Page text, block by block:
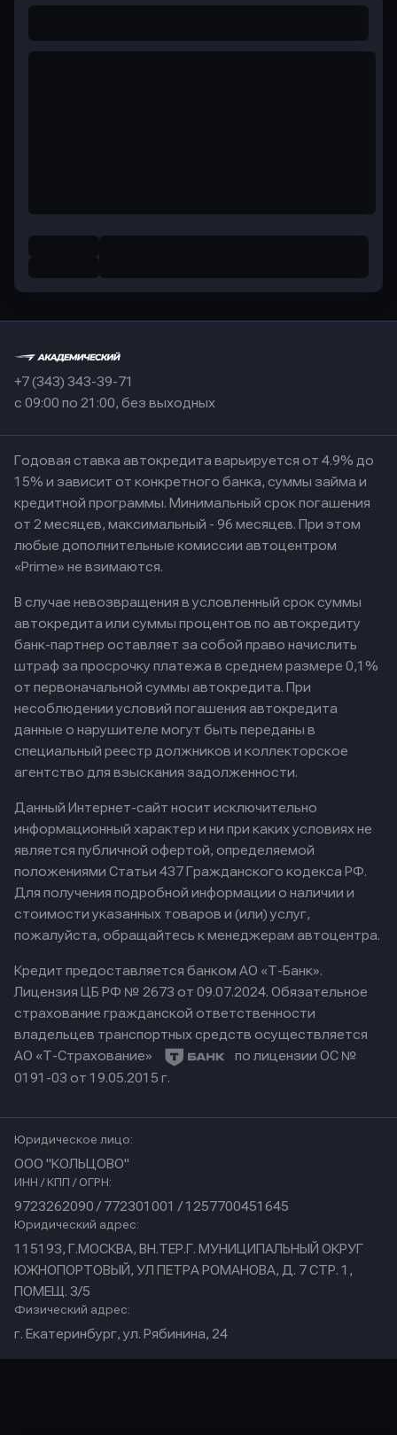
+7 (343) 343-39-71
с 09:00 по 21:00, без выходных
Годовая ставка автокредита варьируется от 4.9% до
15% и зависит от конкретного банка, суммы займа и
кредитной программы. Минимальный срок погашения
от 2 месяцев, максимальный - 96 месяцев. При этом
любые дополнительные комиссии автоцентром
«Prime» не взимаются.
В случае невозвращения в условленный срок суммы
автокредита или суммы процентов по автокредиту
банк-партнер оставляет за собой право начислить
штраф за просрочку платежа в среднем размере 0,1%
от первоначальной суммы автокредита. При
несоблюдении условий погашения автокредита
данные о нарушителе могут быть переданы в
специальный реестр должников и коллекторское
агентство для взыскания задолженности.
Данный Интернет-сайт носит исключительно
информационный характер и ни при каких условиях не
является публичной офертой, определяемой
положениями Статьи 437 Гражданского кодекса РФ.
Для получения подробной информации о наличии и
стоимости указанных товаров и (или) услуг,
пожалуйста, обращайтесь к менеджерам автоцентра.
Кредит предоставляется банком АО «Т-Банк».
Лицензия ЦБ РФ № 2673 от 09.07.2024. Обязательное
страхование гражданской ответственности
владельцев транспортных средств осуществляется
АО «Т-Страхование»
по лицензии ОС №
0191-03 от 19.05.2015 г.
Юридическое лицо:
ООО "КОЛЬЦОВО"
ИНН / КПП / ОГРН:
9723262090 / 772301001 / 1257700451645
Юридический адрес:
115193, Г.МОСКВА, ВН.ТЕР.Г. МУНИЦИПАЛЬНЫЙ ОКРУГ
ЮЖНОПОРТОВЫЙ, УЛ ПЕТРА РОМАНОВА, Д. 7 СТР. 1,
ПОМЕЩ. 3/5
Физический адрес:
г. Екатеринбург, ул. Рябинина, 24